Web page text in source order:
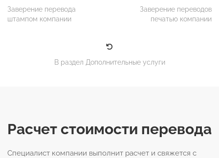
В раздел Дополнительные услуги
Заверение перевода
штампом компании
Заверение переводов
печатью компании
Расчет стоимости перевода
Специалист компании выполнит расчет и свяжется с